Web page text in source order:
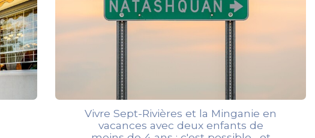
Vivre Sept-Rivières et la Minganie en
vacances avec deux enfants de